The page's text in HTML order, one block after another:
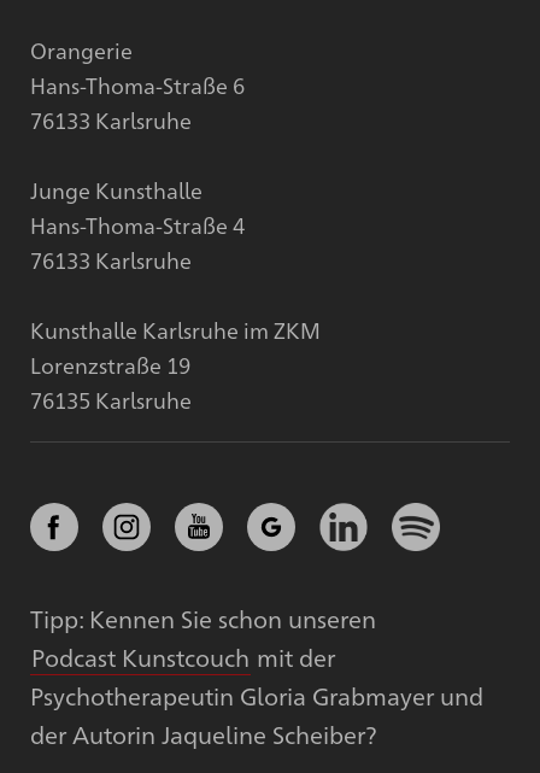
Orangerie
Hans-Thoma-Straße 6
76133 Karlsruhe
Junge Kunsthalle
Hans-Thoma-Straße 4
76133 Karlsruhe
Kunsthalle Karlsruhe im ZKM
Lorenzstraße 19
76135 Karlsruhe
Tipp: Kennen Sie schon unseren
Podcast Kunstcouch mit der
Psychotherapeutin Gloria Grabmayer und
der Autorin Jaqueline Scheiber?